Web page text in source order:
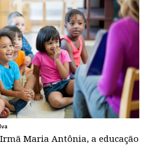
Maria Antônia, a educação